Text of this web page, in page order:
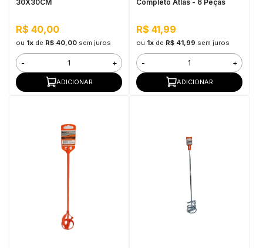
30X30CM
R$ 40,00
ou 1xde R$ 40,00 sem juros
- +
ADICIONAR
Completo Atlas - 6 Peças
R$ 41,99
ou 1xde R$ 41,99 sem juros
- +
ADICIONAR